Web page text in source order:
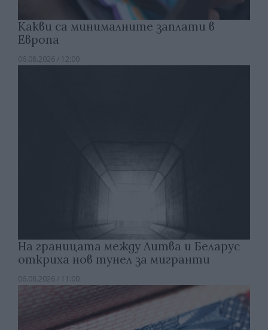
Какви са минималните заплати в
Европа
06.08.2026 / 12:00
На границата между Литва и Беларус
откриха нов тунел за мигранти
06.08.2026 / 11:00